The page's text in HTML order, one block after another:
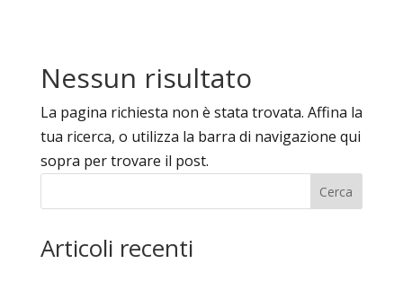
Nessun risultato
La pagina richiesta non è stata trovata. Affina la
tua ricerca, o utilizza la barra di navigazione qui
sopra per trovare il post.
Cerca
Articoli recenti